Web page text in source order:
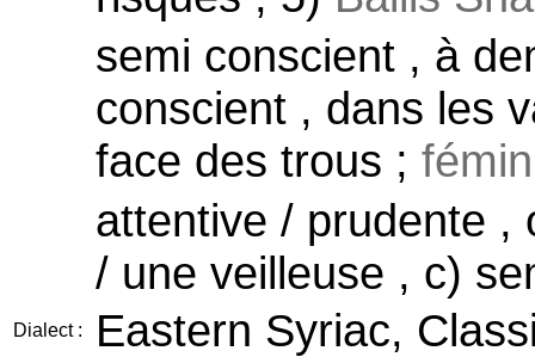
semi conscient , à
conscient , dans les
face des trous ;
attentive / prudente ,
/ une veilleuse , c)
Dialect : Eastern Syriac,